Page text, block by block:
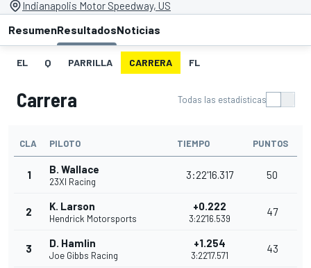
Indianapolis Motor Speedway, US
ResumenResultadosNoticias
EL Q PARRILLA CARRERA FL
Carrera Todas las estadísticas
CLA PILOTO TIEMPO PUNTOS
1 B. Wallace
23XI Racing
3:22'16.317 50
2 K. Larson
Hendrick Motorsports
+0.222
3:22'16.539
47
3 D. Hamlin
Joe Gibbs Racing
+1.254
3:22'17.571
43